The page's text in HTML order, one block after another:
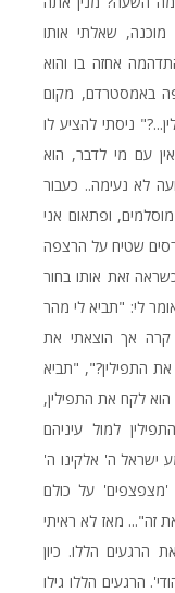
שאלתי אותו
אחזה בו והוא
באמסטרדם, מקום
ניסתי להציע לו
עם מי לדבר, הוא
לא נעימה.. כעבור
ופתאום אני
שטיח על הרצפה
זאת אותו בחור
לי: "תביא לי מהר
אך הוצאתי את
את התפילין?", "תביא
הוא לקח את התפילין,
למול עיניהם
ישראל ה' אלקינו ה'
על כולם
זה"... מאז לא ראיתי
הרגעים הללו. כיון
הרגעים הללו גילו